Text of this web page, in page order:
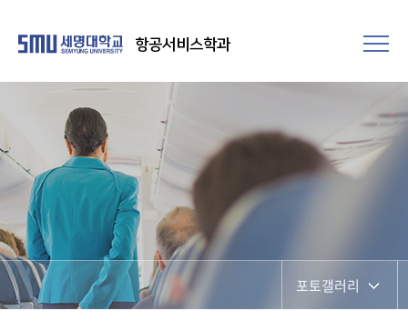
항공서비스학과
포토갤러리